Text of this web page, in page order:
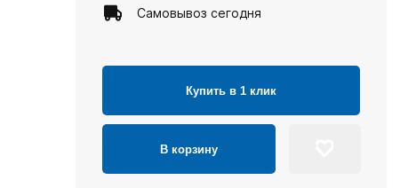
Самовывоз сегодня
Купить в 1 клик
В корзину